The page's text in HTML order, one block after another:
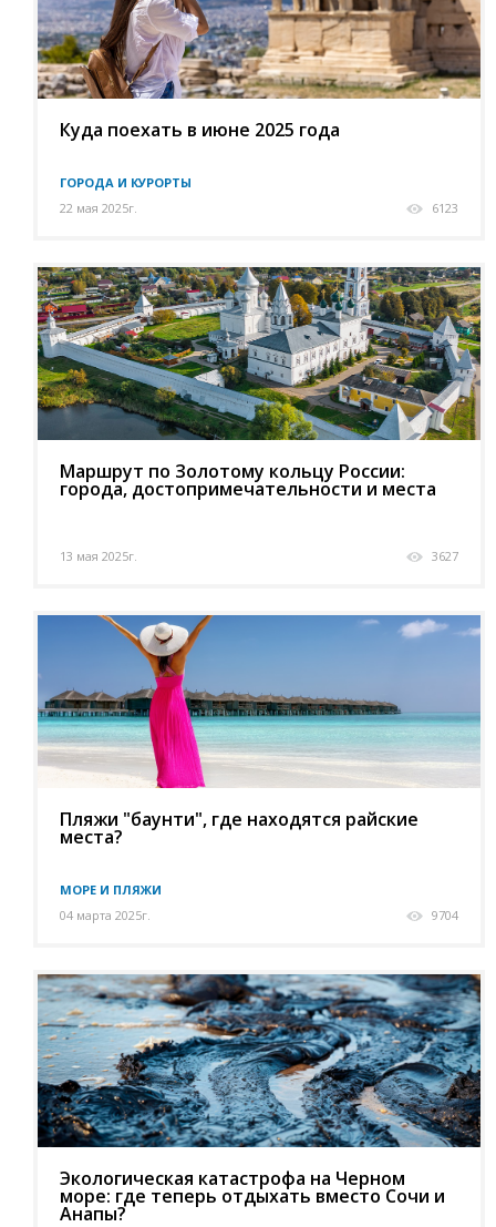
Куда поехать в июне 2025 года
ГОРОДА И КУРОРТЫ
22 мая 2025г.
6123
Маршрут по Золотому кольцу России:
города, достопримечательности и места
13 мая 2025г. 3627
Пляжи "баунти", где находятся райские
места?
МОРЕ И ПЛЯЖИ
04 марта 2025г.
9704
Экологическая катастрофа на Черном
море: где теперь отдыхать вместо Сочи и
Анапы?